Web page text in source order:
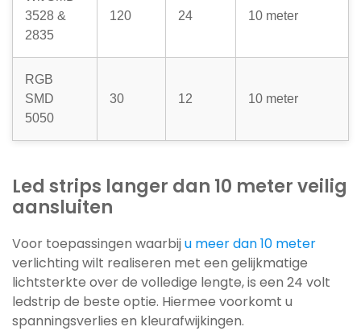
3528 &
2835
120 24 10 meter
RGB
SMD
5050
30 12 10 meter
Led strips langer dan 10 meter veilig
aansluiten
Voor toepassingen waarbiju meer dan 10 meter
verlichting wilt realiseren met een gelijkmatige
lichtsterkte over de volledige lengte, is een 24 volt
ledstrip de beste optie. Hiermee voorkomt u
spanningsverlies en kleurafwijkingen.